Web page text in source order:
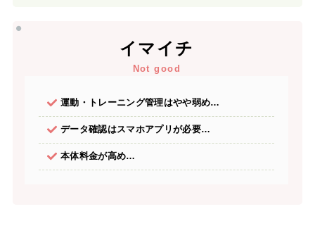
イマイチ
Not good
運動・トレーニング管理はやや弱め…
データ確認はスマホアプリが必要…
本体料金が高め…